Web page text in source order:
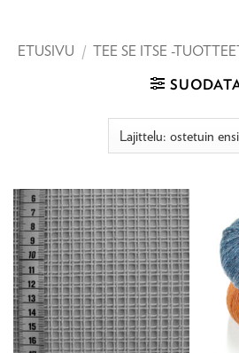
ETUSIVU / TEE SE ITSE -